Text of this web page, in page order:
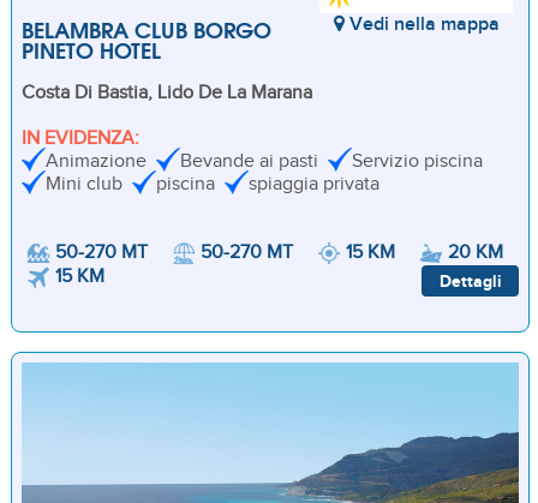
BELAMBRA CLUB BORGO
PINETO HOTEL
Vedi nella mappa
Costa Di Bastia, Lido De La Marana
IN EVIDENZA:
Animazione
Bevande ai pasti
Servizio piscina
Mini club
piscina spiaggia privata
50-270 MT 50-270 MT 15 KM
20 KM
15 KM
Dettagli